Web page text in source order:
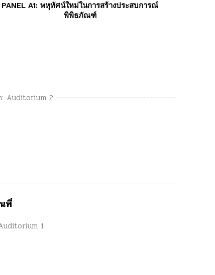
PANEL A1: พหุทัศน์ใหม่ในการสร้างประสบการณ์
พิพิธภัณฑ์
Auditorium 2 ----------------------------------------
ที่
1